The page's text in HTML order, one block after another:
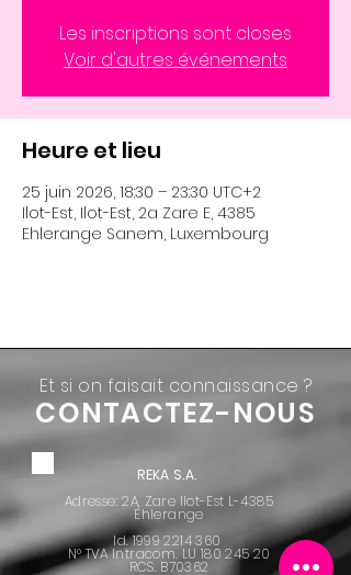
Les inscriptions sont closes
Voir d'autres événements
Heure et lieu
25 juin 2026, 18:30 – 23:30 UTC+2
Ilot-Est, Ilot-Est, 2a Zare E, 4385
Ehlerange Sanem, Luxembourg
Et si on faisait connaissance ?
CONTACTEZ-NOUS
REKA S.A.
Adresse: 2A, Zare Ilot-Est L-4385
Ehlerange
Id.1999 2214 360
N° TVA Intracom. LU 180 245 20
RCS. B70362